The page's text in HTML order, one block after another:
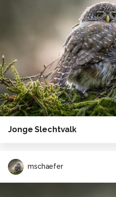
Jonge Slechtvalk
mschaefer